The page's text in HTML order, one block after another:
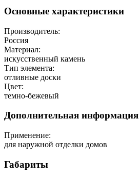
Основные характеристики
Производитель:
Россия
Материал:
искусственный камень
Тип элемента:
отливные доски
Цвет:
темно-бежевый
Дополнительная информация
Применение:
для наружной отделки домов
Габариты